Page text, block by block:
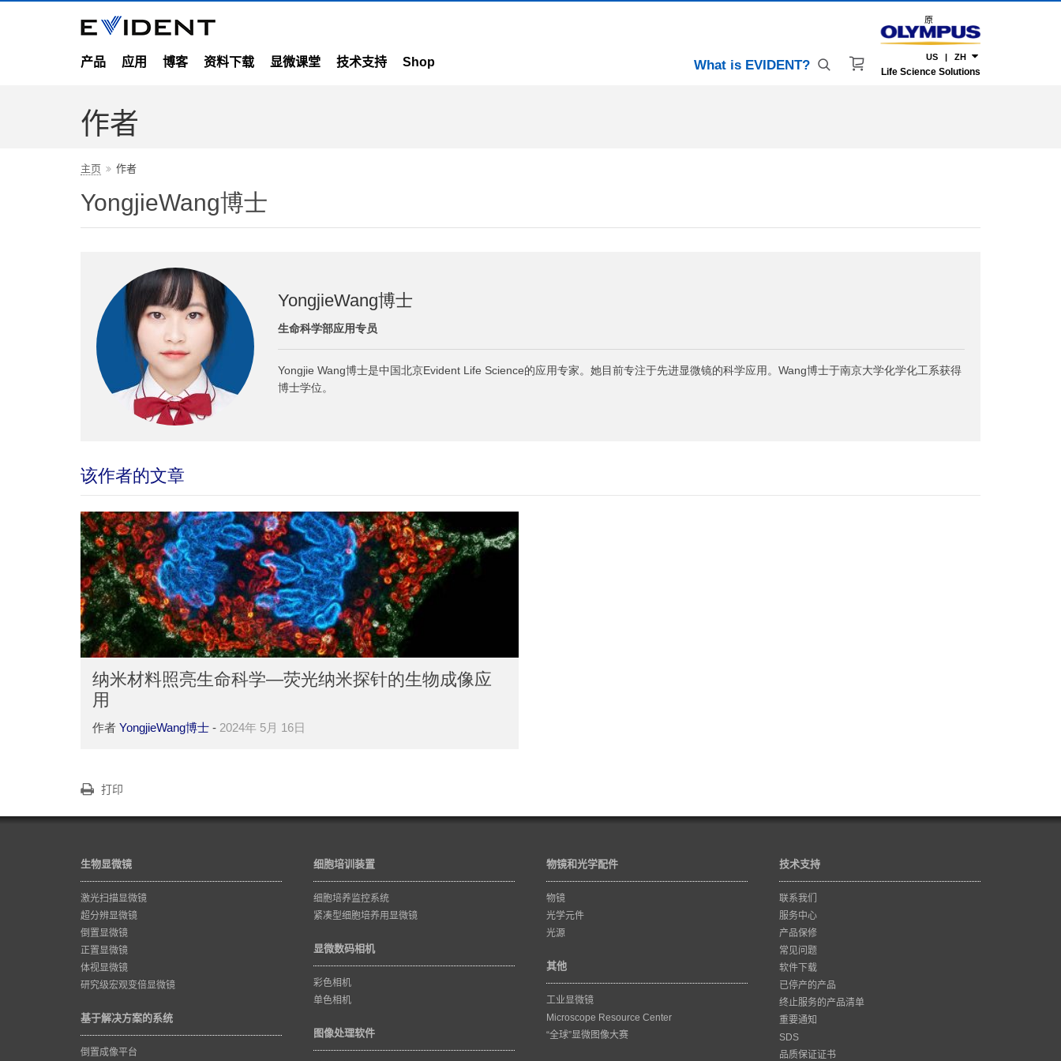
产品 应用 博客 资料下载 显微课堂 技术支持 Shop
原
What is EVIDENT?
US | ZH
Life Science Solutions
作者
主页 作者
YongjieWang博士
YongjieWang博士
生命科学部应用专员
Yongjie Wang博士是中国北京Evident Life Science的应用专家。她目前专注于先进显微镜的科学应用。Wang博士于南京大学化学化工系获得
博士学位。
该作者的文章
纳米材料照亮生命科学—荧光纳米探针的生物成像应
用
作者 YongjieWang博士 - 2024年 5月 16日
打印
生物显微镜
激光扫描显微镜
超分辨显微镜
倒置显微镜
正置显微镜
体视显微镜
研究级宏观变倍显微镜
基于解决方案的系统
倒置成像平台
细胞培训装置
细胞培养监控系统
紧凑型细胞培养用显微镜
显微数码相机
彩色相机
单色相机
图像处理软件
物镜和光学配件
物镜
光学元件
光源
其他
工业显微镜
Microscope Resource Center
“全球”显微图像大赛
技术支持
联系我们
服务中心
产品保修
常见问题
软件下载
已停产的产品
终止服务的产品清单
重要通知
SDS
品质保证证书